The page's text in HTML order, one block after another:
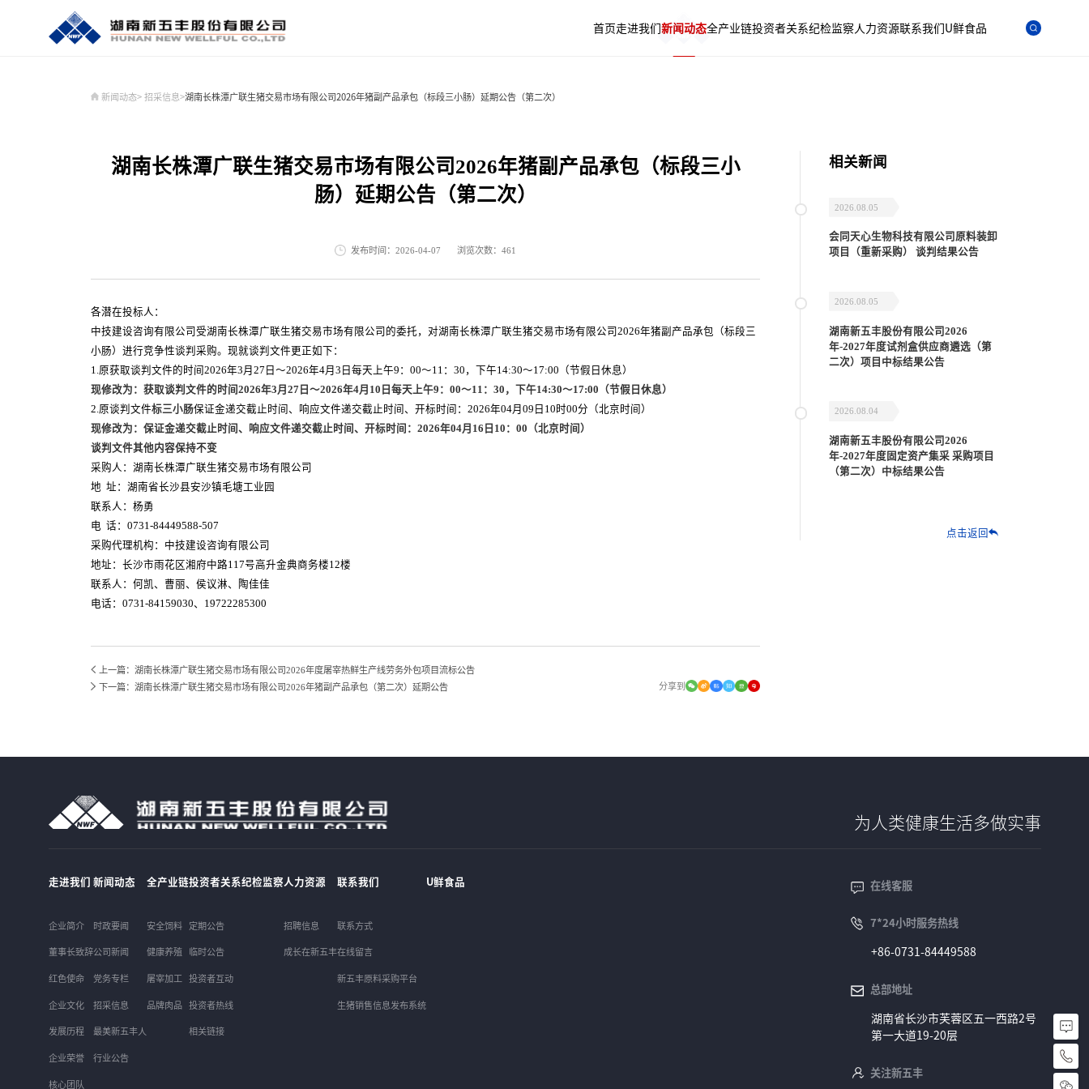
首页走进我们
走进我们
企业荣誉
核心团队
新闻动态
新闻动态
行业公告
全产业链
全产业链
投资者关系
投资者关系
纪检监察
纪检监察
人力资源
人力资源
联系我们
联系我们
U鲜食品
U鲜食品
新闻动态> 招采信息>湖南长株潭广联生猪交易市场有限公司2026年猪副产品承包（标段三小肠）延期公告（第二次）
湖南长株潭广联生猪交易市场有限公司2026年猪副产品承包（标段三小
肠）延期公告（第二次）
发布时间：2026-04-07 浏览次数：461
各潜在投标人：
中技建设咨询有限公司受湖南长株潭广联生猪交易市场有限公司的委托，对湖南长株潭广联生猪交易市场有限公司2026年猪副产品承包（标段三
小肠）进行竞争性谈判采购。现就谈判文件更正如下：
1.原获取谈判文件的时间2026年3月27日～2026年4月3日每天上午9：00～11：30，下午14:30～17:00（节假日休息）
现修改为：获取谈判文件的时间2026年3月 27 日～2026年4月 10 日每天上午9：00～11：30，下午14:30～17:00（节假日休息）
2.原谈判文件标三小肠保证金递交截止时间、响应文件递交截止时间、开标时间：2026年04月09日10时00分（北京时间）
现修改为：保证金递交截止时间、响应文件递交截止时间、开标时间：2026年04月 16 日10：00（北京时间）
谈判 文件其他内容保持不变
采购人：湖南长株潭广联生猪交易市场有限公司
地 址：湖南省长沙县安沙镇毛塘工业园
联系人：杨勇
电 话：0731-84449588-507
采购代理机构：中技建设咨询有限公司
地址：长沙市雨花区湘府中路117号高升金典商务楼12楼
联系人：何凯、曹丽、侯议淋、陶佳佳
电话：0731-84159030、19722285300
上一篇：湖南长株潭广联生猪交易市场有限公司2026年度屠宰热鲜生产线劳务外包项目流标公告
下一篇：湖南长株潭广联生猪交易市场有限公司2026年猪副产品承包（第二次）延期公告
分享到
相关新闻
2026.08.05
会同天心生物科技有限公司原料装卸
项目（重新采购） 谈判结果公告
2026.08.05
湖南新五丰股份有限公司2026
年-2027年度试剂盒供应商遴选（第
二次）项目中标结果公告
2026.08.04
湖南新五丰股份有限公司2026
年-2027年度固定资产集采 采购项目
（第二次）中标结果公告
点击返回
为人类健康生活多做实事
走进我们
企业简介
董事长致辞
红色使命
企业文化
发展历程
企业荣誉
核心团队
新闻动态
时政要闻
公司新闻
党务专栏
招采信息
最美新五丰人
行业公告
全产业链
安全饲料
健康养殖
屠宰加工
品牌肉品
投资者关系
定期公告
临时公告
投资者互动
投资者热线
相关链接
纪检监察 人力资源
招聘信息
成长在新五丰
联系我们
联系方式
在线留言
新五丰原料采购平台
生猪销售信息发布系统
U鲜食品 在线客服
7*24小时服务热线
+86-0731-84449588
总部地址
湖南省长沙市芙蓉区五一西路2号
第一大道19-20层
关注新五丰